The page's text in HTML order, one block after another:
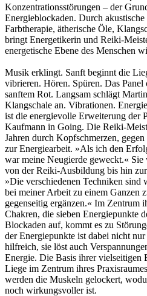
Konzentrationsstörungen – der
Energieblockaden. Durch
Farbtherapie, ätherische Öle,
bringt Energetikerin und Reiki-
energetische Ebene des Menschen
Musik erklingt. Sanft beginnt die
vibrieren. Hören. Spüren. Das
sanftem Rot. Langsam schlägt
Klangschale an. Vibrationen.
ist die energievolle Erweiterung der
Kaufmann in Going. Die Reiki-
Jahren durch Kopfschmerzen,
zur Energiearbeit. »Als ich den
war meine Neugierde geweckt.«
von der Reiki-Ausbildung bis hin
»Die verschiedenen Techniken sind
bei meiner Arbeit zu einem Ganzen
gegenseitig ergänzen.« Im Zentrum
Chakren, die sieben Energiepunkte
Blockaden auf, kommt es zu
der Energiepunkte ist dabei nicht
hilfreich, sie löst auch
Energie. Die Basis ihrer
Liege im Zentrum ihres
werden die Muskeln gelockert,
noch wirkungsvoller ist.